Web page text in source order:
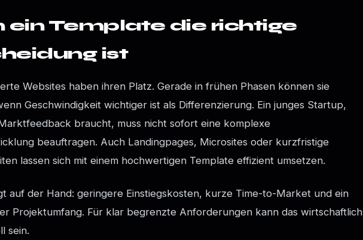
ein Template die richtige
ist
Websites haben ihren Platz. Gerade in frühen Phasen können sie
Geschwindigkeit wichtiger ist als Differenzierung. Ein junges Startup,
braucht, muss nicht sofort eine komplexe
beauftragen. Auch Landingpages, Microsites oder kurzfristige
lassen sich mit einem hochwertigen Template effizient umsetzen.
auf der Hand: geringere Einstiegskosten, kurze Time-to-Market und ein
Projektumfang. Für klar begrenzte Anforderungen kann das wirtschaftlich
sein.